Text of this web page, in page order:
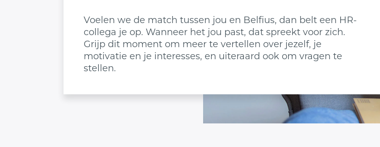
Voelen we de match tussen jou en Belfius, dan belt een HR-
collega je op. Wanneer het jou past, dat spreekt voor zich.
Grijp dit moment om meer te vertellen over jezelf, je
motivatie en je interesses, en uiteraard ook om vragen te
stellen.